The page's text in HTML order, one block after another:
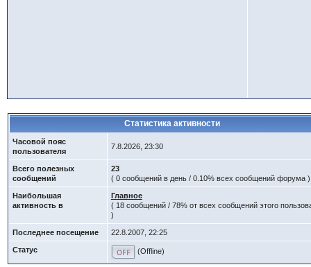
Статистика активности
Часовой пояс
пользователя
7.8.2026, 23:30
Всего полезных
сообщений
23
( 0 сообщений в день / 0.10% всех сообщений форума )
Наибольшая
активность в
Главное
( 18 сообщений / 78% от всех сообщений этого
)
Последнее посещение 22.8.2007, 22:25
Статус (Offline)